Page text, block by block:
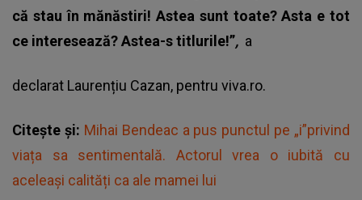
că stau în mănăstiri! Astea sunt toate? Asta e tot
ce interesează? Astea-s titlurile!”, a
declarat Laurențiu Cazan, pentru viva.ro.
Citește și: Mihai Bendeac a pus punctul pe „i”privind
viața sa sentimentală. Actorul vrea o iubită cu
aceleași calități ca ale mamei lui